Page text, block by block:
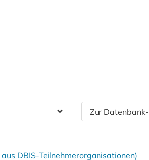
Zur
DBIS-Teilnehmerorganisationen)